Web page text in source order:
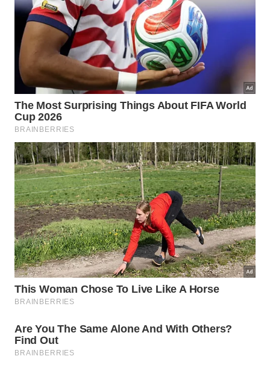
Grandes transformações começam com a retirada de
pequenas pedras todos os dias. – Imagem gerada por
IA
Como colher os frutos da filosofia
oriental a longo prazo?
Os efeitos da constância surgem após semanas de
dedicação silenciosa e descompromissada com o
imediatismo. Pequenas pedras acumuladas erguem
monumentos que resistem ao tempo e às
adversidades. Investir no progresso contínuo
transforma nossa mentalidade e solidifica uma
trajetóriade conquistasduradouras.
A sabedoria do confucionismo permanece como um
farol para desatar os nós da rotina moderna
exaustiva. Começar pelo básico acalma o espírito e
direciona o foco para ações realizáveis hoje. Abrace
o poder das pequenas atitudes com equilíbrio